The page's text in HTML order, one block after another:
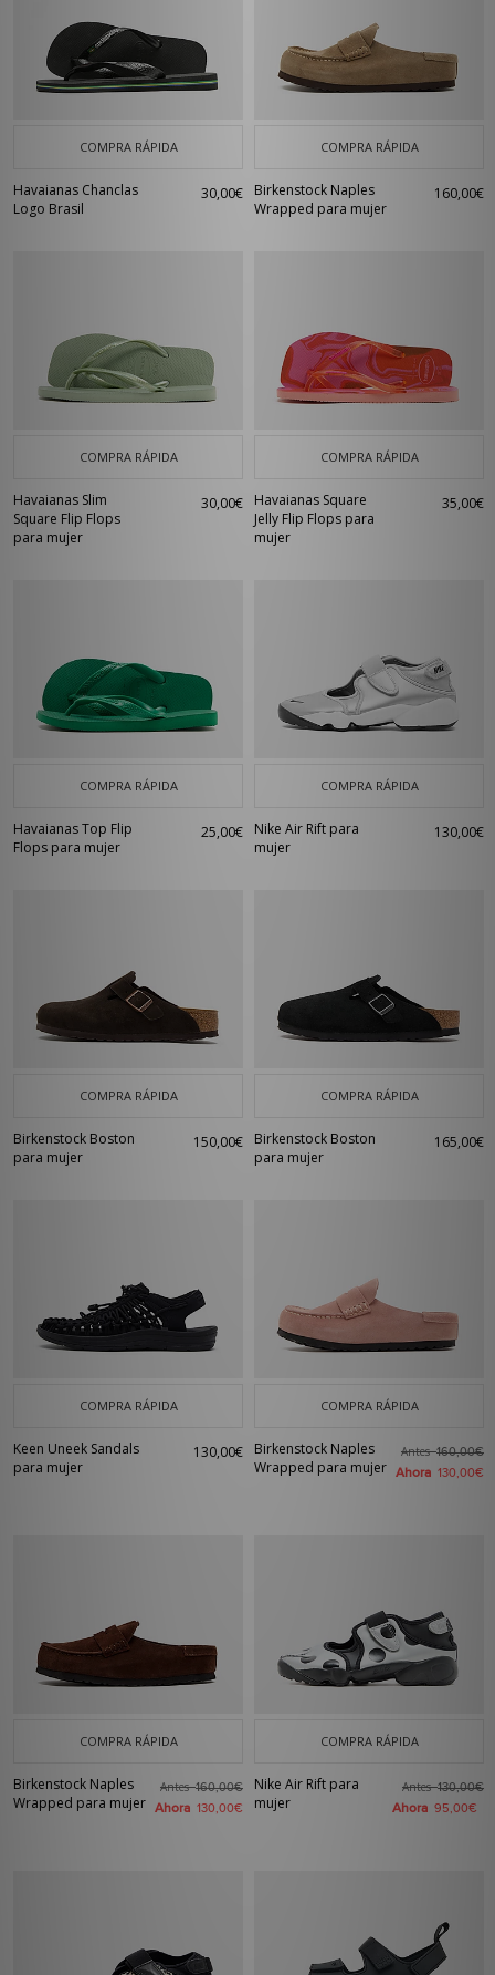
COMPRA RÁPIDA
Havaianas Chanclas
Logo Brasil
30,00€
COMPRA RÁPIDA
Birkenstock Naples
Wrapped para mujer
160,00€
COMPRA RÁPIDA
Havaianas Slim
Square Flip Flops
para mujer
30,00€
COMPRA RÁPIDA
Havaianas Square
Jelly Flip Flops para
mujer
35,00€
COMPRA RÁPIDA
Havaianas Top Flip
Flops para mujer
25,00€
COMPRA RÁPIDA
Nike Air Rift para
mujer
130,00€
COMPRA RÁPIDA
Birkenstock Boston
para mujer
150,00€
COMPRA RÁPIDA
Birkenstock Boston
para mujer
165,00€
COMPRA RÁPIDA
Keen Uneek Sandals
para mujer
130,00€
COMPRA RÁPIDA
Birkenstock Naples
Wrapped para mujer
Antes160,00€
Ahora 130,00€
COMPRA RÁPIDA
Birkenstock Naples
Wrapped para mujer
Antes160,00€
Ahora 130,00€
COMPRA RÁPIDA
Nike Air Rift para
mujer
Antes130,00€
Ahora 95,00€